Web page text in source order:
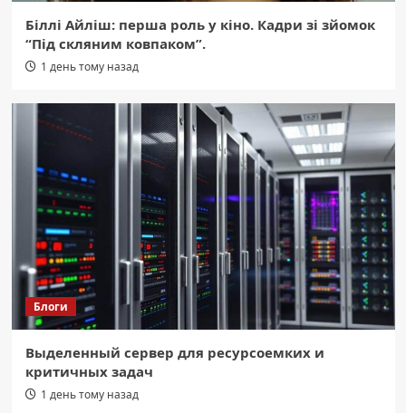
Біллі Айліш: перша роль у кіно. Кадри зі зйомок
“Під скляним ковпаком”.
1 день тому назад
Блоги
Выделенный сервер для ресурсоемких и
критичных задач
1 день тому назад